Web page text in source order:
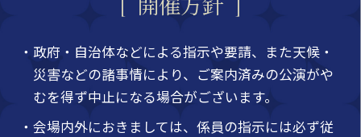
開催方針
・政府・自治体などによる指示や要請、また天候・
災害などの諸事情により、ご案内済みの公演がや
むを得ず中止になる場合がございます。
・会場内外におきましては、係員の指示には必ず従